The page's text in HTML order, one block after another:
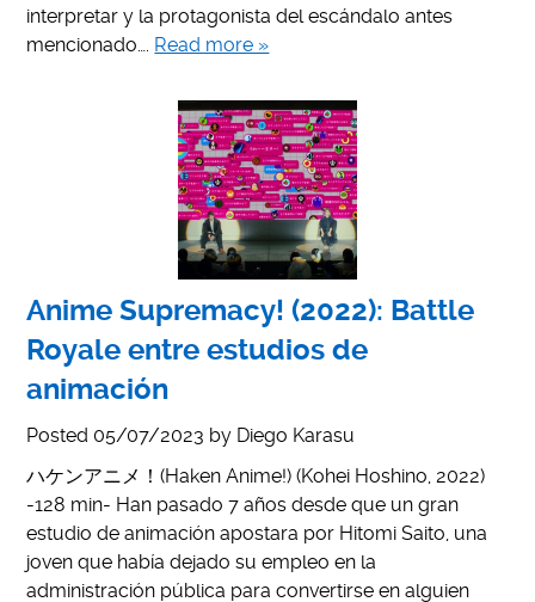
interpretar y la protagonista del escándalo antes
mencionado…. Read more »
Anime Supremacy! (2022): Battle
Royale entre estudios de
animación
Posted 05/07/2023 by Diego Karasu
ハケンアニメ！(Haken Anime!) (Kohei Hoshino, 2022)
-128 min- Han pasado 7 años desde que un gran
estudio de animación apostara por Hitomi Saito, una
joven que había dejado su empleo en la
administración pública para convertirse en alguien